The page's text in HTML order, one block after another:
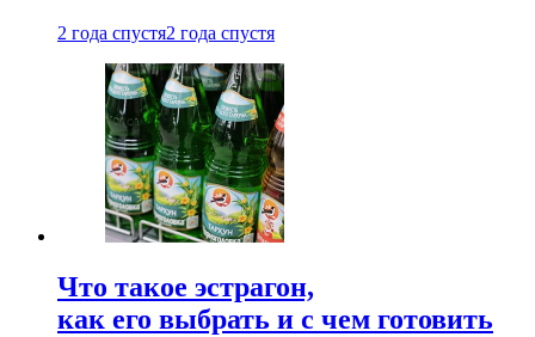
2 года спустя2 года спустя
Что такое эстрагон,
как его выбрать и с чем готовить